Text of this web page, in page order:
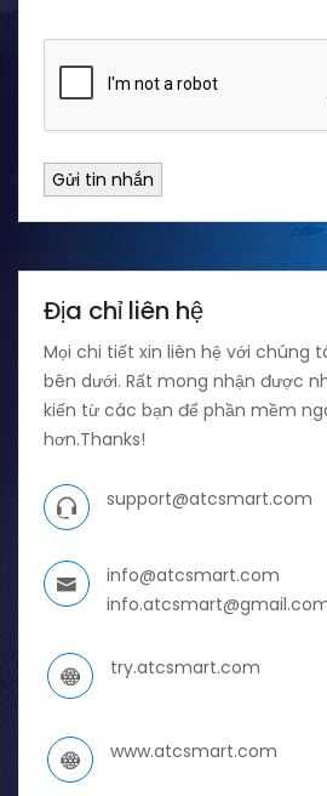
Gửi tin nhắn
Địa chỉ liên hệ
Mọi chi tiết xin liên hệ với chúng
bên dưới. Rất mong nhận được
kiến từ các bạn để phần mềm
hơn.Thanks!
support@atcsmart.com
info@atcsmart.com
try.atcsmart.com
www.atcsmart.com